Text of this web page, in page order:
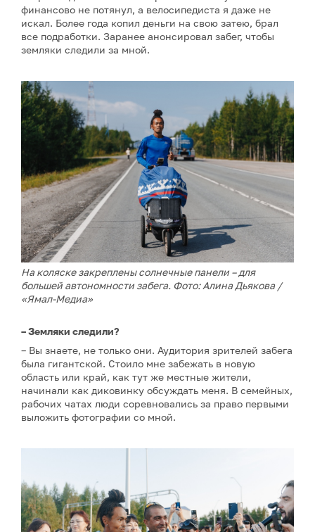
финансово не потянул, а велосипедиста я даже не
искал. Более года копил деньги на свою затею, брал
все подработки. Заранее анонсировал забег, чтобы
земляки следили за мной.
На коляске закреплены солнечные панели – для
большей автономности забега. Фото: Алина Дьякова /
«Ямал-Медиа»
– Земляки следили?
– Вы знаете, не только они. Аудитория зрителей забега
была гигантской. Стоило мне забежать в новую
область или край, как тут же местные жители,
начинали как диковинку обсуждать меня. В семейных,
рабочих чатах люди соревновались за право первыми
выложить фотографии со мной.